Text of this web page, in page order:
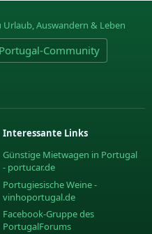
Community
Interessante Links
Günstige Mietwagen in Portugal
- portucar.de
Portugiesische Weine -
vinhoportugal.de
Facebook-Gruppe des
PortugalForums